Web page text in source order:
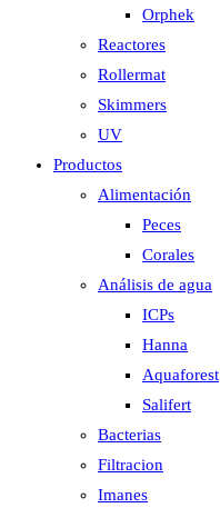
Orphek
Reactores
Rollermat
Skimmers
UV
Productos
Alimentación
Peces
Corales
Análisis de agua
ICPs
Hanna
Aquaforest
Salifert
Bacterias
Filtracion
Imanes